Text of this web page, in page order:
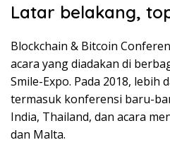
Latar belakang,
Blockchain & Bitcoin
acara yang diadakan di
Smile-Expo. Pada 2018, lebih
termasuk konferensi baru-
India, Thailand, dan acara
dan Malta.